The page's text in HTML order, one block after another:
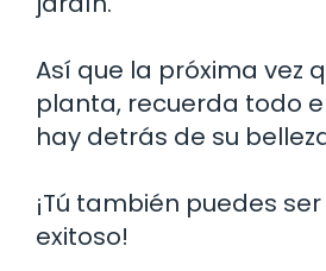
Así que la próxima vez
planta, recuerda todo
hay detrás de su
¡Tú también puedes
exitoso!